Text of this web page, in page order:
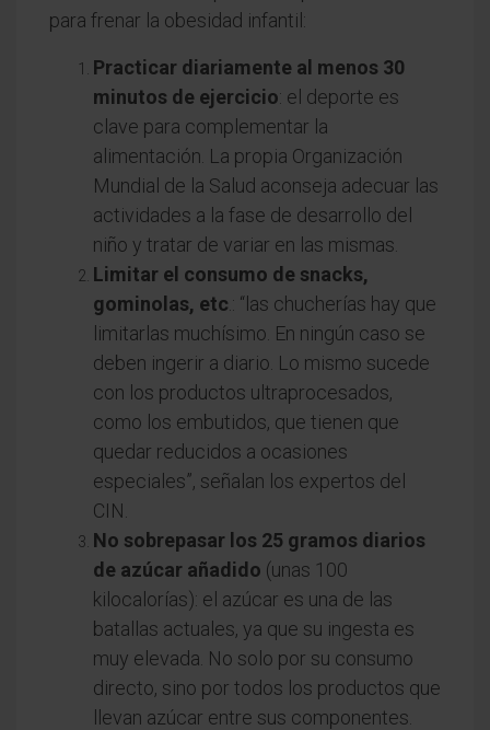
para frenar la obesidad infantil:
Practicar diariamente al menos 30
minutos de ejercicio: el deporte es
clave para complementar la
alimentación. La propia Organización
Mundial de la Salud aconseja adecuar las
actividades a la fase de desarrollo del
niño y tratar de variar en las mismas.
Limitar el consumo de snacks,
gominolas, etc .: “las chucherías hay que
limitarlas muchísimo. En ningún caso se
deben ingerir a diario. Lo mismo sucede
con los productos ultraprocesados,
como los embutidos, que tienen que
quedar reducidos a ocasiones
especiales”, señalan los expertos del
CIN.
No sobrepasar los 25 gramos diarios
de azúcar añadido (unas 100
kilocalorías): el azúcar es una de las
batallas actuales, ya que su ingesta es
muy elevada. No solo por su consumo
directo, sino por todos los productos que
llevan azúcar entre sus componentes.